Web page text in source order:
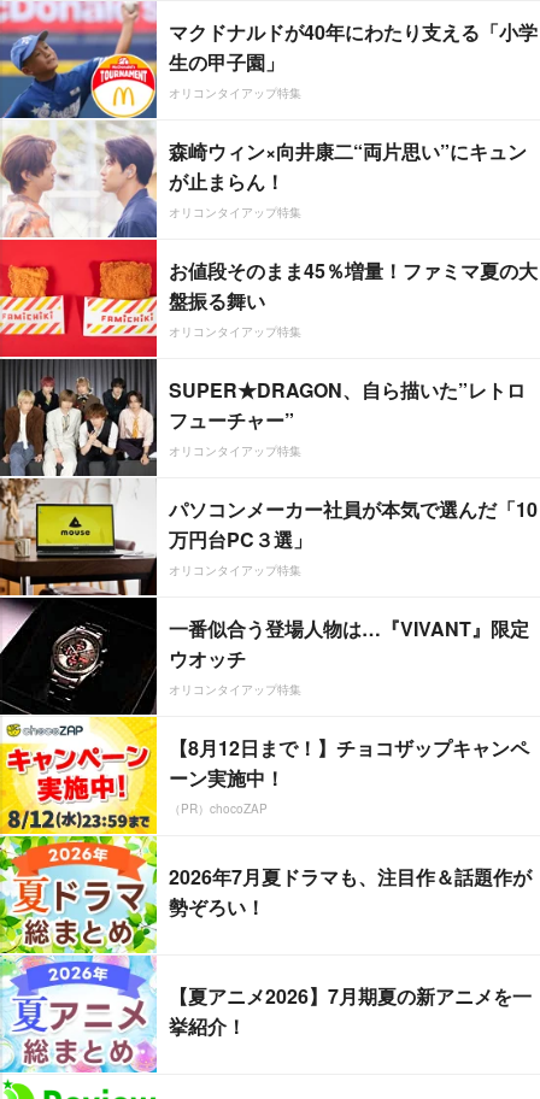
マクドナルドが40年にわたり支える「小学
生の甲子園」
オリコンタイアップ特集
森崎ウィン×向井康二“両片思い”にキュン
が止まらん！
オリコンタイアップ特集
お値段そのまま45％増量！ファミマ夏の大
盤振る舞い
オリコンタイアップ特集
SUPER★DRAGON、自ら描いた”レトロ
フューチャー”
オリコンタイアップ特集
パソコンメーカー社員が本気で選んだ「10
万円台PC３選」
オリコンタイアップ特集
一番似合う登場人物は…『VIVANT』限定
ウオッチ
オリコンタイアップ特集
【8月12日まで！】チョコザップキャンペ
ーン実施中！
（PR）chocoZAP
2026年7月夏ドラマも、注目作＆話題作が
勢ぞろい！
【夏アニメ2026】7月期夏の新アニメを一
挙紹介！